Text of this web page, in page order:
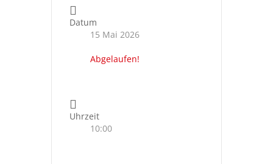
Datum
15 Mai 2026
Abgelaufen!
Uhrzeit
10:00